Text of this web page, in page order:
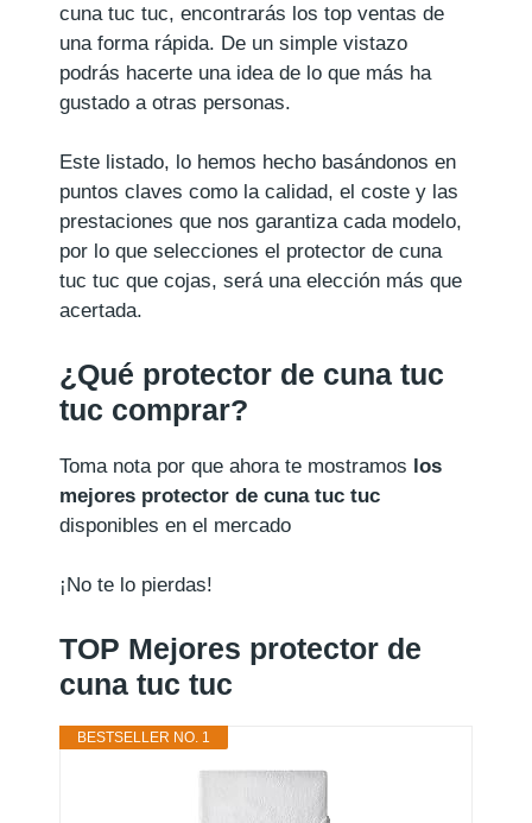
cuna tuc tuc, encontrarás los top ventas de
una forma rápida. De un simple vistazo
podrás hacerte una idea de lo que más ha
gustado a otras personas.
Este listado, lo hemos hecho basándonos en
puntos claves como la calidad, el coste y las
prestaciones que nos garantiza cada modelo,
por lo que selecciones el protector de cuna
tuc tuc que cojas, será una elección más que
acertada.
¿Qué protector de cuna tuc
tuc comprar?
Toma nota por que ahora te mostramos los
mejores protector de cuna tuc tuc
disponibles en el mercado
¡No te lo pierdas!
TOP Mejores protector de
cuna tuc tuc
BESTSELLER NO. 1